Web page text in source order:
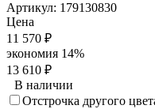
Артикул: 179130830
Цена
11 570 ₽
экономия 14%
13 610 ₽
В наличии
Отстрочка другого